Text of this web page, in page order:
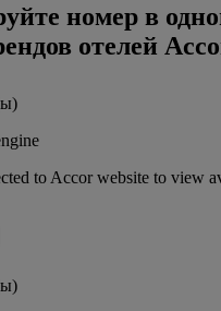
номер в
отелей
to Accor website to view